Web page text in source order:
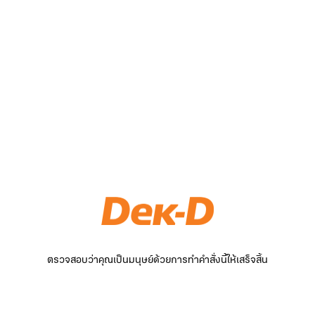
ตรวจสอบว่าคุณเป็นมนุษย์ด้วยการทำคำสั่งนี้ให้เสร็จสิ้น